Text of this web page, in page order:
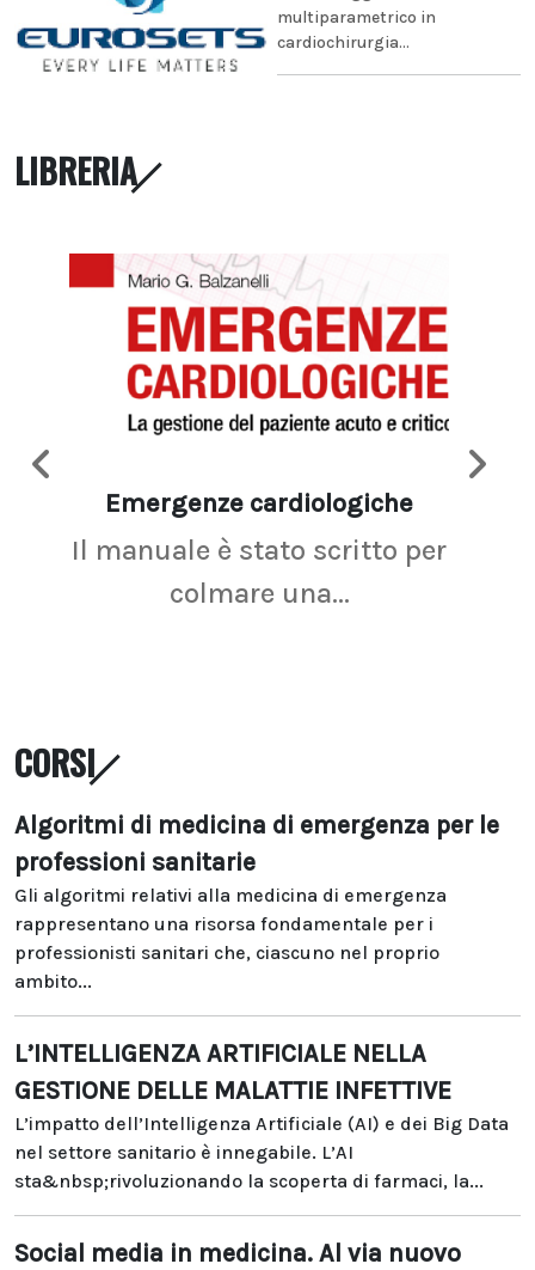
multiparametrico in
cardiochirurgia...
LIBRERIA
Emergenze cardiologiche
Il manuale è stato scritto per
colmare una...
CORSI
Algoritmi di medicina di emergenza per le
professioni sanitarie
Gli algoritmi relativi alla medicina di emergenza
rappresentano una risorsa fondamentale per i
professionisti sanitari che, ciascuno nel proprio
ambito...
L’INTELLIGENZA ARTIFICIALE NELLA
GESTIONE DELLE MALATTIE INFETTIVE
L’impatto dell’Intelligenza Artificiale (AI) e dei Big Data
nel settore sanitario è innegabile. L’AI
sta&nbsp;rivoluzionando la scoperta di farmaci, la...
Social media in medicina. Al via nuovo